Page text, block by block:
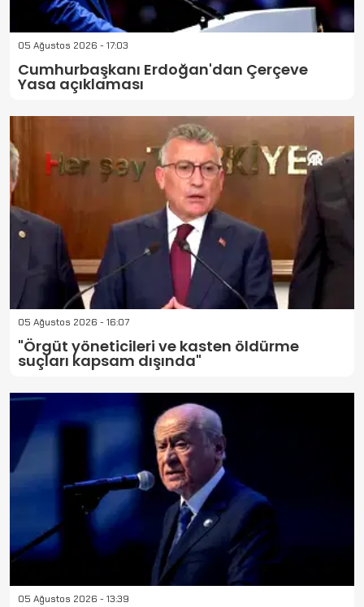
05 Ağustos 2026 - 17:03
Cumhurbaşkanı Erdoğan'dan Çerçeve
Yasa açıklaması
05 Ağustos 2026 - 16:07
"Örgüt yöneticileri ve kasten öldürme
suçları kapsam dışında"
05 Ağustos 2026 - 13:39